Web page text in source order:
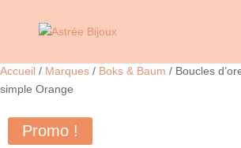
Accueil / Marques / Boks & Baum / Boucles
simple Orange
Promo !